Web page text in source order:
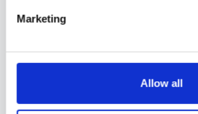
Marketing
Allow all
sobre el rendimiento de su
mejorar su desempeño.